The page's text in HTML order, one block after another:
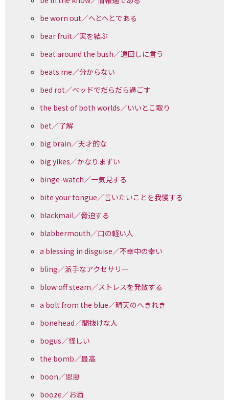
be worn out／へとへとである
bear fruit／実を結ぶ
beat around the bush／遠回しに言う
beats me／分からない
bed rot／ベッドでだらだら過ごす
the best of both worlds／いいとこ取り
bet／了解
big brain／天才的な
big yikes／かなりまずい
binge-watch／一気見する
bite your tongue／言いたいことを我慢する
blackmail／脅迫する
blabbermouth／口の軽い人
a blessing in disguise／不幸中の幸い
bling／派手なアクセサリー
blow off steam／ストレスを発散する
a bolt from the blue／晴天のへきれき
bonehead／間抜けな人
bogus／怪しい
the bomb／最高
boon／恩恵
booze／お酒